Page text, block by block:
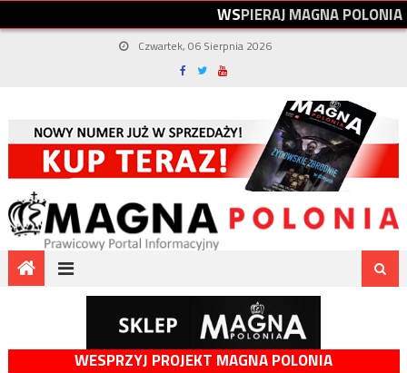
WSPIERAJMAGNAPOLONIA
Czwartek, 06 Sierpnia 2026
WESPRZYJ PROJEKT MAGNA POLONIA